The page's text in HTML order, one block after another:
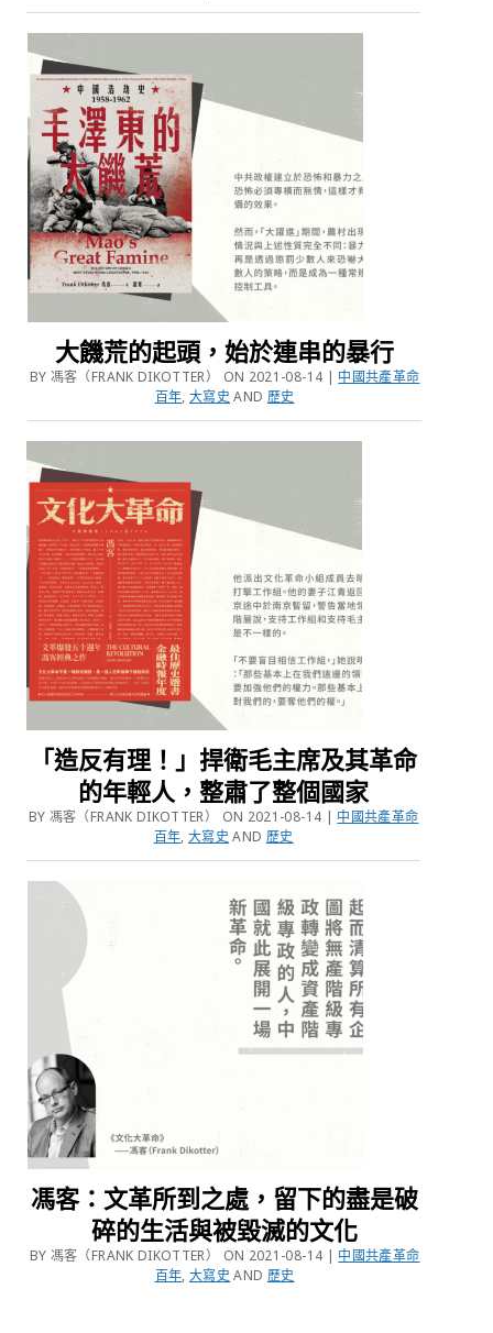
大饑荒的起頭，始於連串的暴行
BY 馮客（FRANK DIKOTTER） ON 2021-08-14 | 中國共產革命
百年, 大寫史 AND 歷史
「造反有理！」捍衛毛主席及其革命
的年輕人，整肅了整個國家
BY 馮客（FRANK DIKOTTER） ON 2021-08-14 | 中國共產革命
百年, 大寫史 AND 歷史
馮客：文革所到之處，留下的盡是破
碎的生活與被毀滅的文化
BY 馮客（FRANK DIKOTTER） ON 2021-08-14 | 中國共產革命
百年, 大寫史 AND 歷史